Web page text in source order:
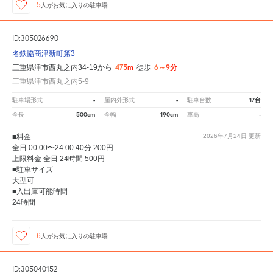
5 人がお気に入りの駐車場
ID:305026690
名鉄協商津新町第3
三重県津市西丸之内34-19から 475m 徒歩 6～9分
三重県津市西丸之内5-9
駐車場形式 - 屋内外形式 - 駐車台数 17台
全長 500cm 全幅 190cm 車高 -
2026年7月24日 更新
■料金
全日 00:00〜24:00 40分 200円
上限料金 全日 24時間 500円
■駐車サイズ
大型可
■入出庫可能時間
24時間
6 人がお気に入りの駐車場
ID:305040152